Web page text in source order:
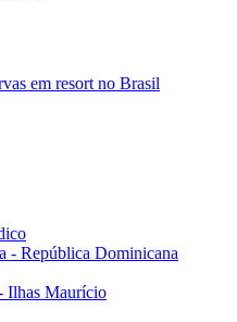
em resort no Brasil
- República Dominicana
Ilhas Maurício